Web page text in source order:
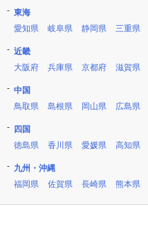
東海
愛知県
岐阜県 静岡県 三重県
近畿
大阪府
兵庫県 京都府 滋賀県
中国
鳥取県
島根県 岡山県 広島県
四国
徳島県
香川県 愛媛県 高知県
九州・沖縄
福岡県
佐賀県 長崎県 熊本県